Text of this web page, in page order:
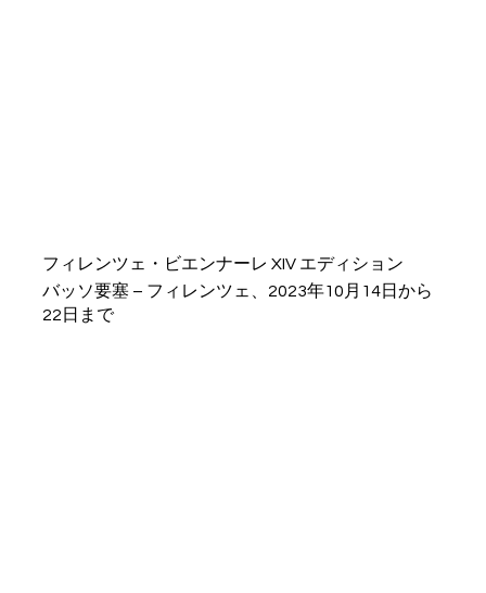
フィレンツェ・ビエンナーレ XIV エディション
バッソ要塞 – フィレンツェ、2023年10月14日から
22日まで